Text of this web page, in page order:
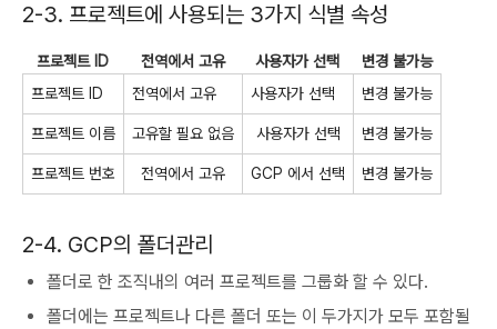
2-3. 프로젝트에 사용되는 3가지 식별 속성
프로젝트 ID 전역에서 고유 사용자가 선택
변경 불가능
프로젝트 ID
전역에서 고유 사용자가 선택 변경 불가능
프로젝트 이름 고유할 필요 없음 사용자가 선택 변경 불가능
프로젝트 번호 전역에서 고유 GCP 에서 선택 변경 불가능
2-4. GCP의 폴더관리
폴더로 한 조직내의 여러 프로젝트를 그룹화 할 수 있다.
폴더에는 프로젝트나 다른 폴더 또는 이 두가지가 모두 포함될